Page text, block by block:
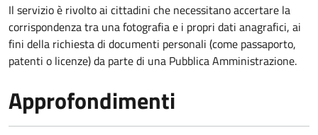
Il servizio è rivolto ai cittadini che necessitano accertare la
corrispondenza tra una fotografia e i propri dati anagrafici, ai
fini della richiesta di documenti personali (come passaporto,
patenti o licenze) da parte di una Pubblica Amministrazione.
Approfondimenti